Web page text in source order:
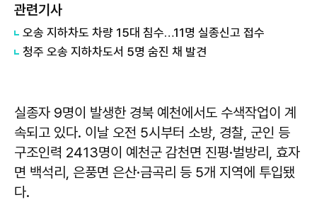
관련기사
오송 지하차도 차량 15대 침수…11명 실종신고 접수
청주 오송 지하차도서 5명 숨진 채 발견
실종자 9명이 발생한 경북 예천에서도 수색작업이 계
속되고 있다. 이날 오전 5시부터 소방, 경찰, 군인 등
구조인력 2413명이 예천군 감천면 진평·벌방리, 효자
면 백석리, 은풍면 은산·금곡리 등 5개 지역에 투입됐
다.